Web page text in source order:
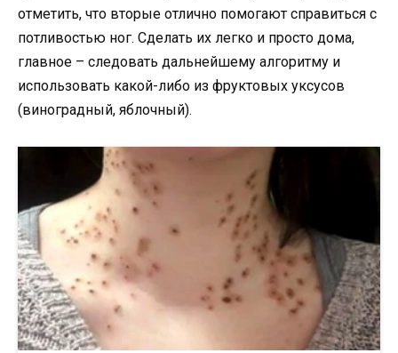
отметить, что вторые отлично помогают справиться с
потливостью ног. Сделать их легко и просто дома,
главное – следовать дальнейшему алгоритму и
использовать какой-либо из фруктовых уксусов
(виноградный, яблочный).